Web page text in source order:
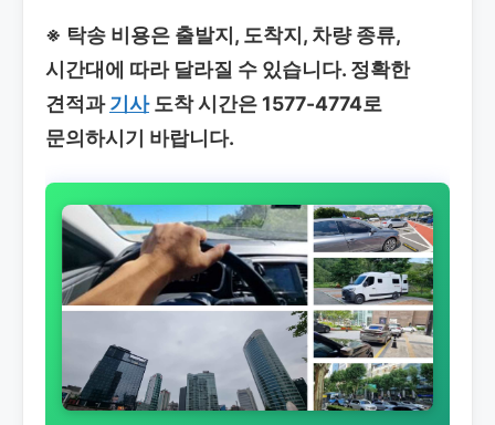
※ 탁송 비용은 출발지, 도착지, 차량 종류,
시간대에 따라 달라질 수 있습니다. 정확한
견적과기사도착 시간은 1577-4774로
문의하시기 바랍니다.